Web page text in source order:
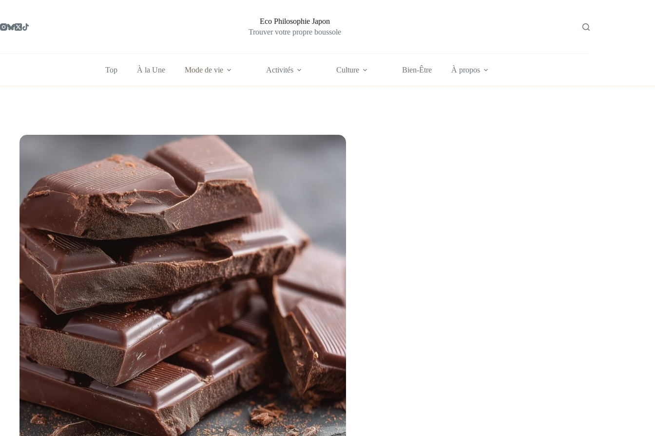
Eco Philosophie Japon
Trouver votre propre boussole
Top À la Une Mode de vie Activités Culture Bien-Être À propos